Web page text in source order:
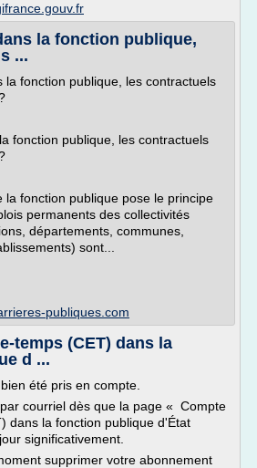
la fonction publique,
...
la fonction publique, les contractuels
fonction publique, les contractuels
la fonction publique pose le principe
permanents des collectivités
départements, communes,
sont...
publiques.com
temps (CET) dans la
d ...
été pris en compte.
courriel dès que la page « Compte
dans la fonction publique d'État
significativement.
supprimer votre abonnement